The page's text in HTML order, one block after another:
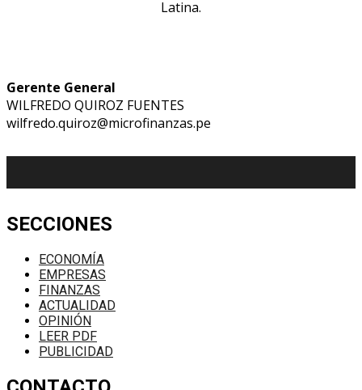
Latina.
Gerente General
WILFREDO QUIROZ FUENTES
wilfredo.quiroz@microfinanzas.pe
SECCIONES
ECONOMÍA
EMPRESAS
FINANZAS
ACTUALIDAD
OPINIÓN
LEER PDF
PUBLICIDAD